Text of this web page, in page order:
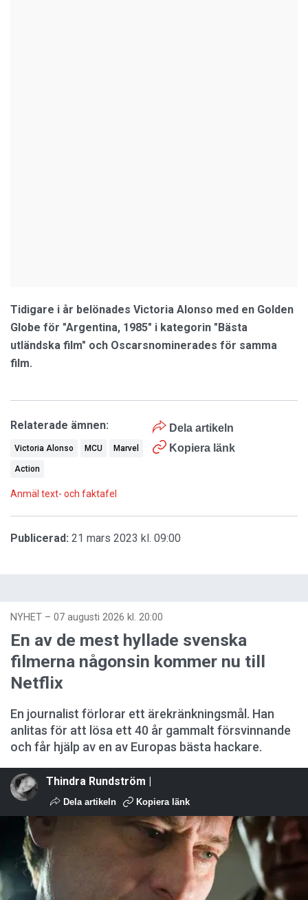
Tidigare i år belönades Victoria Alonso med en Golden
Globe för "Argentina, 1985" i kategorin "Bästa
utländska film" och Oscarsnominerades för samma
film.
Dela artikeln
Kopiera länk
Relaterade ämnen:
Victoria Alonso MCU Marvel
Action
Anmäl text- och faktafel
Publicerad: 21 mars 2023 kl. 09:00
NYHET – 07 augusti 2026 kl. 20:00
En av de mest hyllade svenska
filmerna någonsin kommer nu till
Netflix
En journalist förlorar ett ärekränkningsmål. Han
anlitas för att lösa ett 40 år gammalt försvinnande
och får hjälp av en av Europas bästa hackare.
Thindra Rundström |
Dela artikeln Kopiera länk